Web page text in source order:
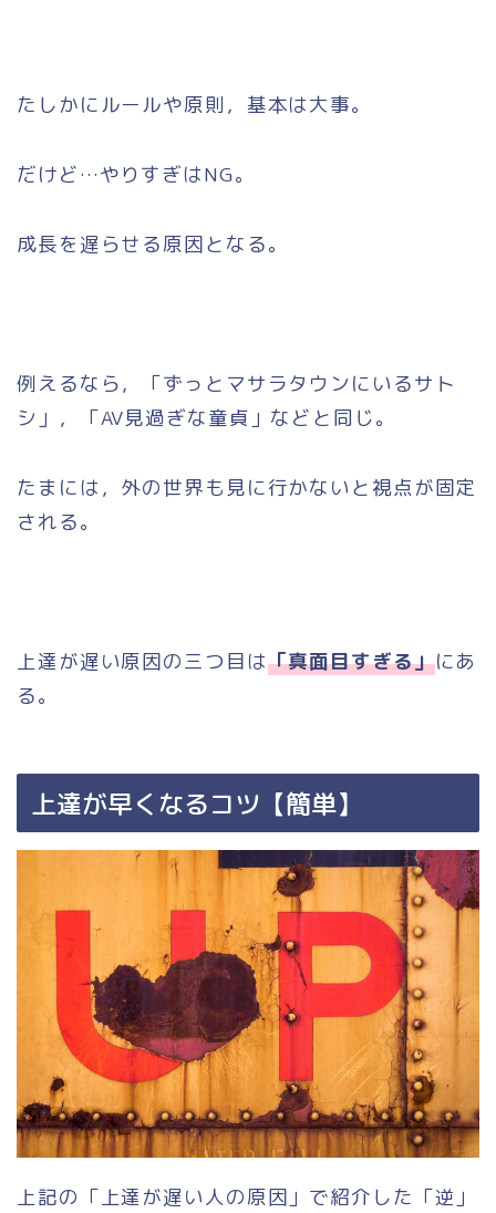
たしかにルールや原則，基本は大事。
だけど…やりすぎはNG。
成長を遅らせる原因となる。
例えるなら，「ずっとマサラタウンにいるサト
シ」，「AV見過ぎな童貞」などと同じ。
たまには，外の世界も見に行かないと視点が固定
される。
上達が遅い原因の三つ目は「真面目すぎる」にあ
る。
上達が早くなるコツ【簡単】
上記の「上達が遅い人の原因」で紹介した「逆」